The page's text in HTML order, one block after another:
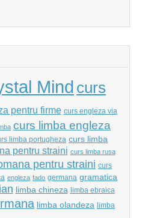
Mind curs
pentru firme curs engleza via
curs limba engleza
limba portugheza curs limba
pentru straini curs limba rusa
pentru straini curs
engleza fado germana gramatica
limba chineza limba ebraica
limba olandeza limba